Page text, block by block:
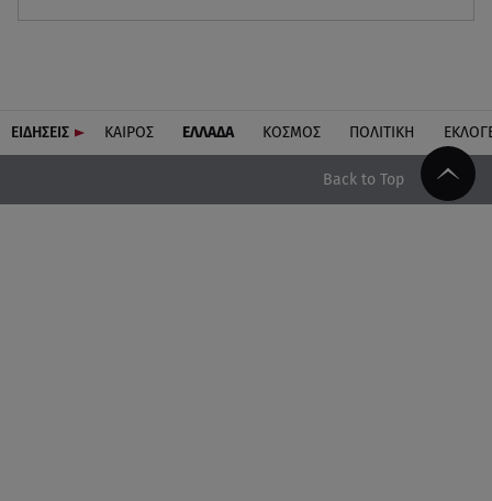
ΕΙΔΗΣΕΙΣ ΚΑΙΡΟΣ ΕΛΛΑΔΑ ΚΟΣΜΟΣ ΠΟΛΙΤΙΚΗ
Back to Top